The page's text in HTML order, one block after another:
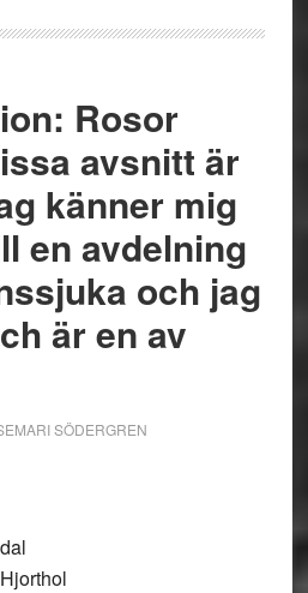
Rosor
avsnitt är
känner mig
en avdelning
och jag
är en av
SÖDERGREN